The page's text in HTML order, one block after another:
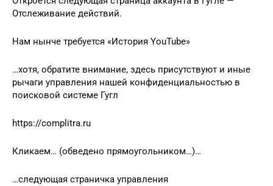
Отслеживание действий.
Нам нынче требуется «История YouTube»
…хотя, обратите внимание, здесь присутствуют и иные
рычаги управления нашей конфиденциальностью в
поисковой системе Гугл
https://complitra.ru
Кликаем… (обведено прямоугольником…)…
…следующая страничка управления